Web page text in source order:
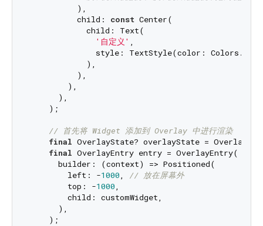
          ),
          child:
const Center(
            child: Text(
'自定义' ,
style: TextStyle(color:
            ),
          ),
        ),
      ),
    );
// 首先将 Widget 添加到 Overlay 中进行渲染
final OverlayState? overlayState =
final OverlayEntry entry = OverlayEntry(
      builder: (context) => Positioned(
        left: -
1000, // 放在屏幕外
        top: -
1000,
        child: customWidget,
      ),
    );